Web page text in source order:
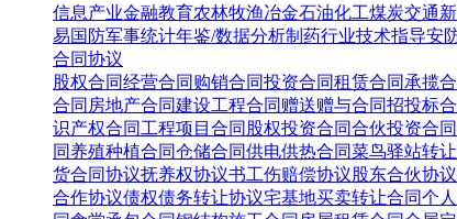
信息产业金融教育农林牧渔冶金石油化工煤炭交通
易国防军事统计年鉴/数据分析制药行业技术指导安
合同协议
股权合同经营合同 购销合同投资合同租赁合同 承揽
合同 房地产合同建设工程合同 赠送赠与合同招投标
识产权合同 工程项目合同 股权投资合同合伙投资合同
同 养殖种植合同仓储合同供电供热合同菜鸟驿站转
货合同协议抚养权协议书工伤赔偿协议股东合伙协议
合作协议债权债务转让协议宅基地买卖转让合同个